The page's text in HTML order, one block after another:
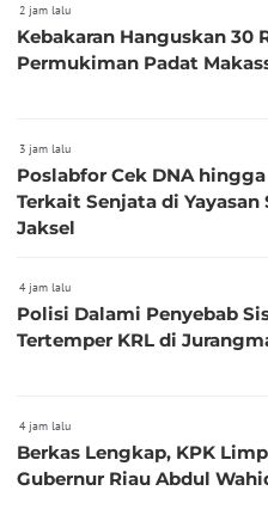
2 jam lalu
Kebakaran Hanguskan 30
Permukiman Padat
3 jam lalu
Poslabfor Cek DNA
Terkait Senjata di Yayasan
Jaksel
4 jam lalu
Polisi Dalami Penyebab
Tertemper KRL di
4 jam lalu
Berkas Lengkap, KPK
Gubernur Riau Abdul